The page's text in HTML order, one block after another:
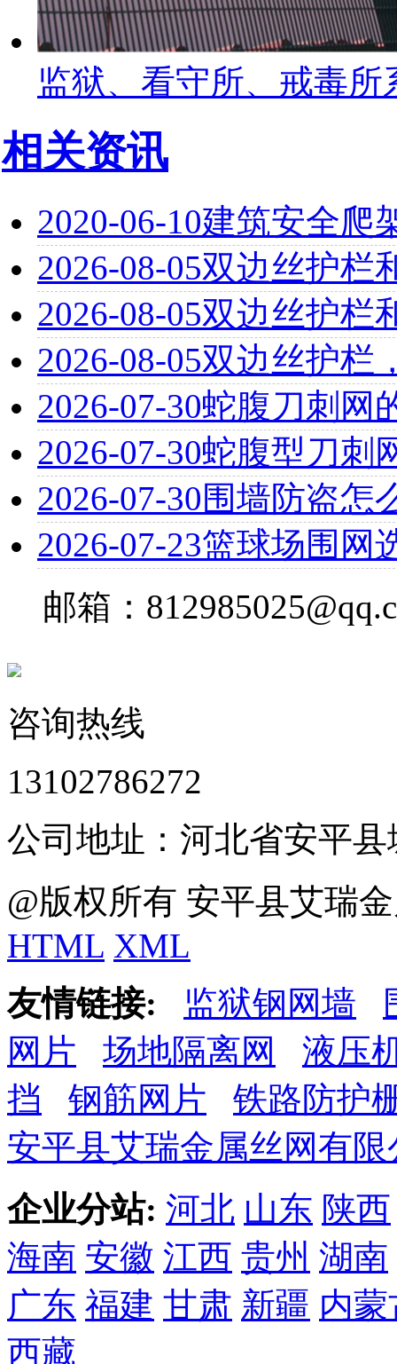
监狱、看守所、戒毒所
相关资讯
2020-06-10建筑安全爬
2026-08-05双边丝护栏
2026-08-05双边丝护栏
2026-08-05双边丝护栏
2026-07-30蛇腹刀刺网
2026-07-30蛇腹型刀刺
2026-07-30围墙防盗怎
2026-07-23篮球场围网
邮箱：
咨询热线
13102786272
公司地址：河北省安平
@版权所有 安平县艾瑞
HTML XML
友情链接:
监狱钢网墙
网片
场地隔离网
液压
挡
钢筋网片
铁路防护
安平县艾瑞金属丝网有限
企业分站: 河北 山东 陕西
海南 安徽 江西 贵州 湖南
广东 福建 甘肃 新疆 内蒙
西藏